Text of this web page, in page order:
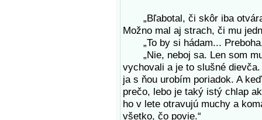
„Bľabotal, či skôr iba
Možno mal aj strach, či mu
„To by si hádam...
„Nie, neboj sa. Len som mu
vychovali a je to slušné
ja s ňou urobím poriadok. A
prečo, lebo je taký istý chlap
ho v lete otravujú muchy a
všetko, čo povie.“